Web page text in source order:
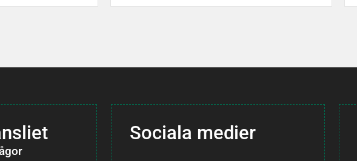
Sociala medier